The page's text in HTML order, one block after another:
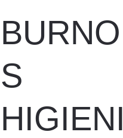
BURNO
S
HIGIENI